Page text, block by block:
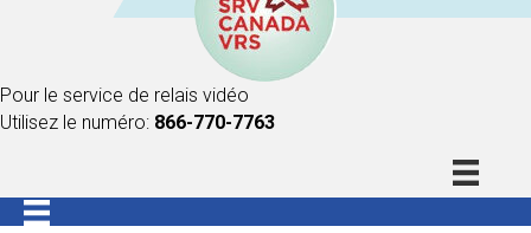
Pour le service de relais vidéo
Utilisez le numéro: 866-770-7763